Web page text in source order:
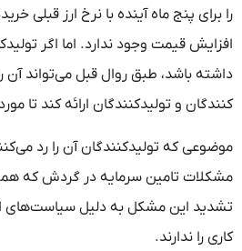
را برای پنج ماه آینده با نرخ ارز قبلی
افزایش قیمت وجود ندارد. اما اگر
داشته باشد، طبق روال قبل می‌تواند
کنندگان و تولیدکنندگان ارائه کند تا
موضوعی که تولیدکنندگان آن را رد
مشکلات تامین سرمایه در گردش که
تشدید این مشکل به دلیل سیاست‌های
کاری را ندارند.